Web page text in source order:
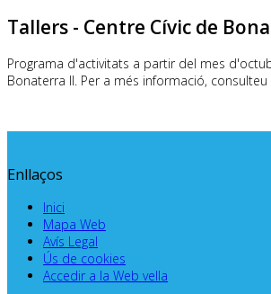
Tallers - Centre Cívic de
Programa d'activitats a partir del mes
Bonaterra II. Per a més informació,
Enllaços
Inici
Mapa Web
Avís Legal
Ús de cookies
Accedir a la Web vella